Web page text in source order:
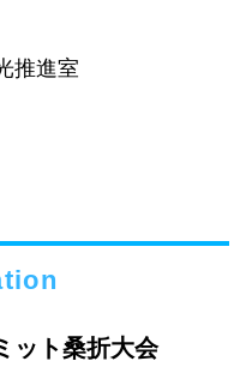
推進室
ット桑折大会